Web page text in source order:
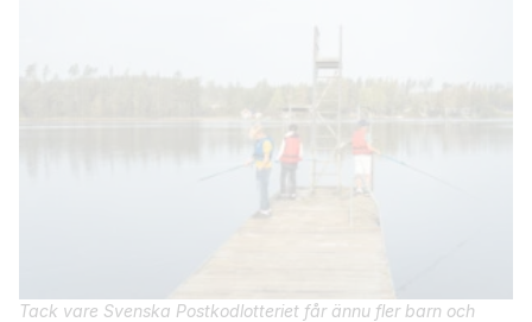
Tack vare Svenska Postkodlotteriet får ännu fler barn och